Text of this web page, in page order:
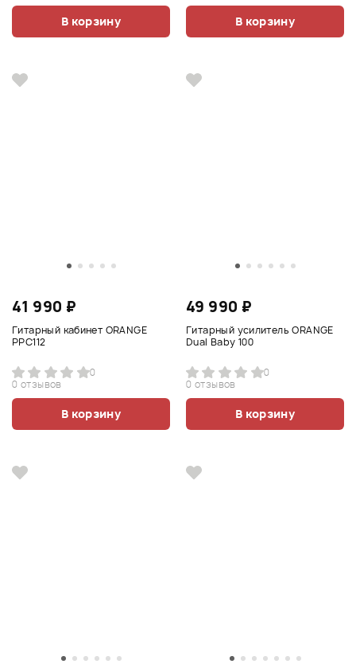
В корзину В корзину
41 990 ₽
Гитарный кабинет ORANGE
PPC112
0
0 отзывов
В корзину
49 990 ₽
Гитарный усилитель ORANGE
Dual Baby 100
0
0 отзывов
В корзину